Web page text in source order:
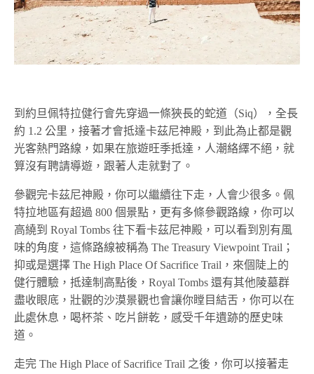
到約旦佩特拉健行會先穿過一條狹長的蛇道（Siq），全長
約 1.2 公里，接著才會抵達卡茲尼神殿，到此為止都是觀
光客熱門路線，如果在旅遊旺季抵達，人潮絡繹不絕，就
算沒有聘請導遊，跟著人走就對了。
參觀完卡茲尼神殿，你可以繼續往下走，人會少很多。佩
特拉地區有超過 800 個景點，更有多條參觀路線，你可以
高繞到 Royal Tombs 往下看卡茲尼神殿，可以看到別有風
味的角度，這條路線被稱為 The Treasury Viewpoint Trail；
抑或是選擇 The High Place Of Sacrifice Trail，來個陡上的
健行體驗，抵達制高點後，Royal Tombs 還有其他陵墓群
盡收眼底，壯觀的沙漠景觀也會讓你瞠目結舌，你可以在
此處休息，喝杯茶、吃片餅乾，感受千年遺跡的歷史味
道。
走完 The High Place of Sacrifice Trail 之後，你可以接著走